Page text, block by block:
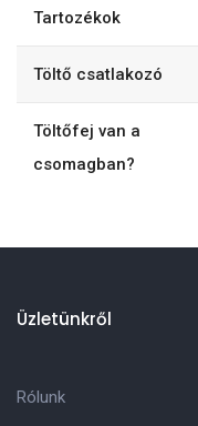
Tartozékok
Töltő csatlakozó
Töltőfej van a
csomagban?
Üzletünkről
Rólunk